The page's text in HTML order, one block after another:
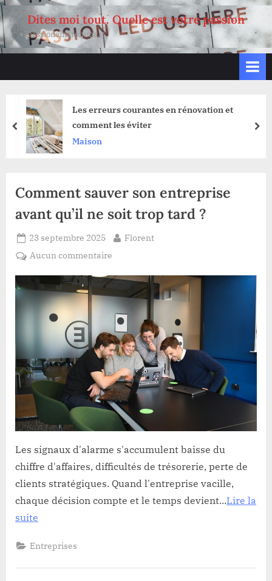
Skip
to
content
Dites moi tout. Quelle est votre passion
passionemaremma.it
et
Les erreurs marketing qui
entreprises
prev
Comment sauver son entreprise
avant qu’il ne soit trop tard ?
Posted
on
23 septembre 2025 By
Florent
Aucun commentaire
sauver
son
entreprise
avant
qu’il
ne
soit
trop
tard
?
Les signaux d'alarme s'accumulent baisse du
chiffre d'affaires, difficultés de trésorerie, perte de
clients stratégiques. Quand l'entreprise vacille,
chaque décision compte et le temps devient...Lire la
suite
Entreprises